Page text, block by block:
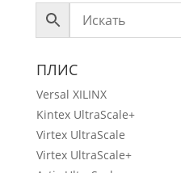
ПЛИС
Versal XILINX
Kintex UltraScale+
Virtex UltraScale
Virtex UltraScale+